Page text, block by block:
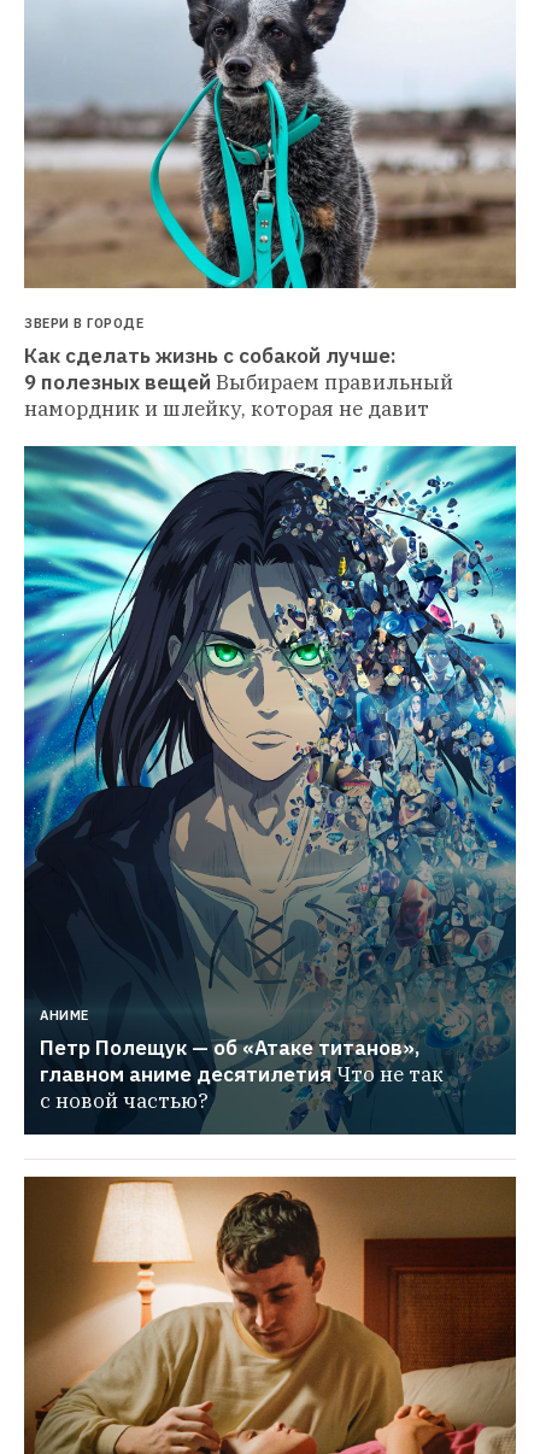
ЗВЕРИ В ГОРОДЕ
Как сделать жизнь с собакой лучше:
9 полезных вещей Выбираем правильный
намордник и шлейку, которая не давит
АНИМЕ
Петр Полещук — об «Атаке титанов»,
главном аниме десятилетияЧто не так
с новой частью?